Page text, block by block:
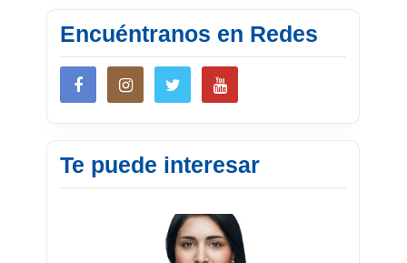
Encuéntranos en Redes
Te puede interesar